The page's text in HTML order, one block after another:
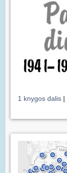
1 knygos dalis |